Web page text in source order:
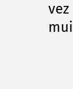
vez